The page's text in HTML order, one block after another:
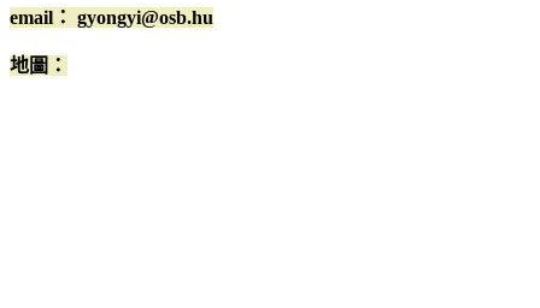
email： gyongyi@osb.hu
地圖 ：